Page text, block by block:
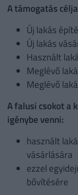
A támogatás
Új lakás
Új lakás
Használt
Meglévő
Meglévő
A falusi csokot a
igénybe venni:
használt
vásárlására
ezzel
bővítésére